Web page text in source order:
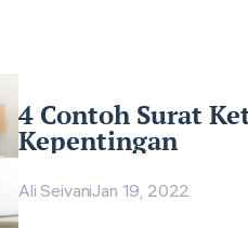
4 Contoh Surat
Kepentingan
Ali SeivaniJan 19, 2022